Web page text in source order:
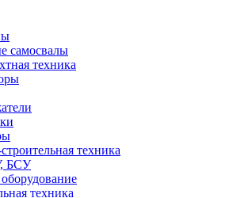
самосвалы
техника
техника
БСУ
техника